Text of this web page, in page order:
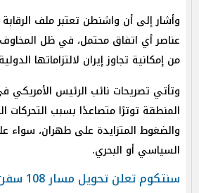
وأشار إلى أن واشنطن تعتبر ملف
عناصر أي اتفاق محتمل، في ظل المخاوف
من إمكانية تجاوز إيران لالتزاماتها
وتأتي تصريحات نائب الرئيس
المنطقة توترًا متصاعدًا بسبب التحركات
والضغوط المتزايدة على طهران، سواء
السياسي أو البحري.
سنتكوم تعلن تحويل مسار 108 سفن مرتبطة بإيران